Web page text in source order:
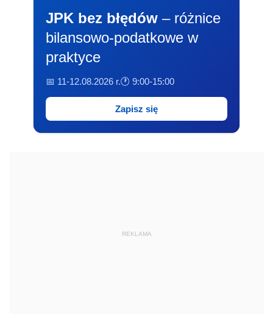
JPK bez błędów – różnice
bilansowo-podatkowe w
praktyce
📅 11-12.08.2026 r.🕐 9:00-15:00
Zapisz się
REKLAMA